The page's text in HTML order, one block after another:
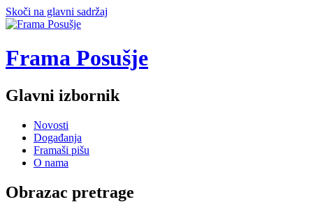
Skoči na glavni sadržaj
Frama Posušje
Glavni izbornik
Novosti
Događanja
Framaši pišu
O nama
Obrazac pretrage